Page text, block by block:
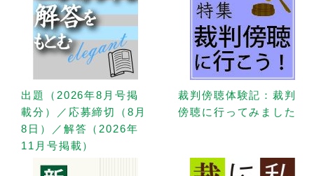
出題（2026年8月号掲
載分）／応募締切（8月
8日）／解答（2026年
11月号掲載）
裁判傍聴体験記：裁判
傍聴に行ってみました